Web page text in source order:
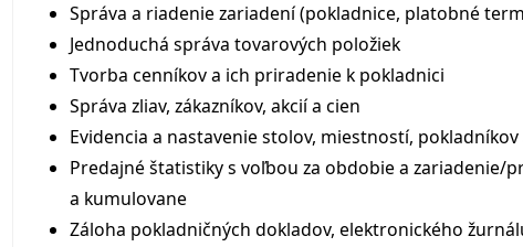
Správa a riadenie zariadení (pokladnice, platobné
Jednoduchá správa tovarových položiek
Tvorba cenníkov a ich priradenie k pokladnici
Správa zliav, zákazníkov, akcií a cien
Evidencia a nastavenie stolov, miestností,
Predajné štatistiky s voľbou za obdobie a zariadenie/
a kumulovane
Záloha pokladničných dokladov, elektronického